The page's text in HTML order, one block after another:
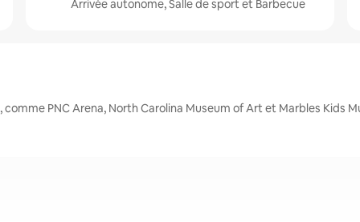
Arrivée autonome, Salle de sport et Barbecue
PNC Arena, North Carolina Museum of Art et Marbles Kids